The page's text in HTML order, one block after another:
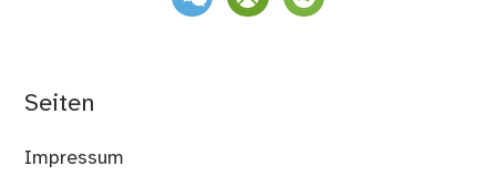
Seiten
Impressum